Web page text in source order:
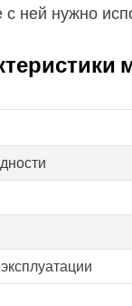
ней нужно